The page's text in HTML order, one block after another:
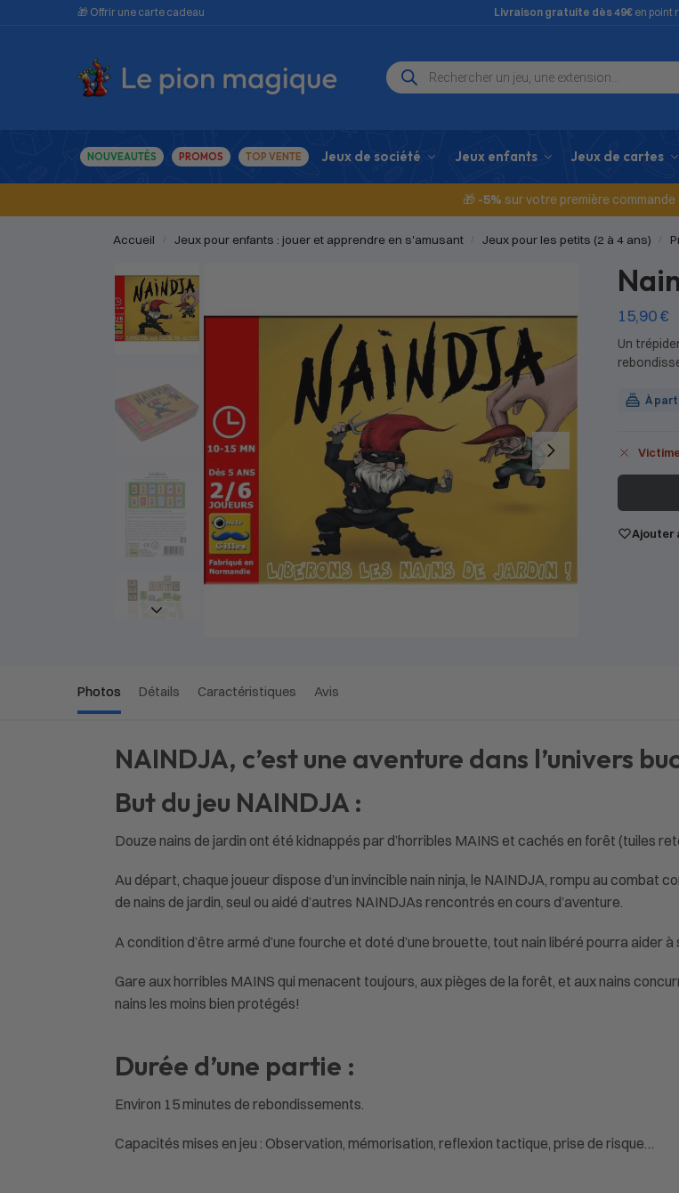
🎁 Offrir une carte cadeau Livraison gratuite dès 49€ en point
NOUVEAUTÉS PROMOS TOP VENTE Jeux de société Jeux enfants Jeux de cartes
🎁 -5% sur votre première commande
Accueil Jeux pour enfants : jouer et apprendre en s'amusant Jeux pour les petits (2 à 4 ans)
15,90€
Un
À
Ajouter
Photos Détails Caractéristiques Avis
NAINDJA, c’est une aventure dans l’univers
But du jeu NAINDJA :
Douze nains de jardin ont été kidnappés par d’horribles MAINS et cachés en forêt (tuiles
Au départ, chaque joueur dispose d’un invincible nain ninja, le NAINDJA, rompu au combat
de nains de jardin, seul ou aidé d’autres NAINDJAs rencontrés en cours d’aventure.
A condition d’être armé d’une fourche et doté d’une brouette, tout nain libéré pourra aider
Gare aux horribles MAINS qui menacent toujours, aux pièges de la forêt, et aux nains
nains les moins bien protégés!
Durée d’une partie :
Environ 15 minutes de rebondissements.
Capacités mises en jeu : Observation, mémorisation, reflexion tactique, prise de risque…